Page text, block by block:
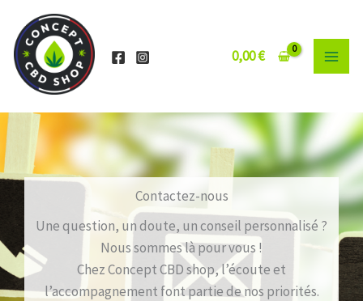
contenu
0,00€
Contactez-nous
Une question, un doute, un conseil personnalisé ?
Nous sommes là pour vous !
Chez Concept CBD shop, l’écoute et
l’accompagnement font partie de nos priorités.